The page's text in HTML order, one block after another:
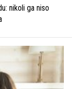
nikoli ga niso